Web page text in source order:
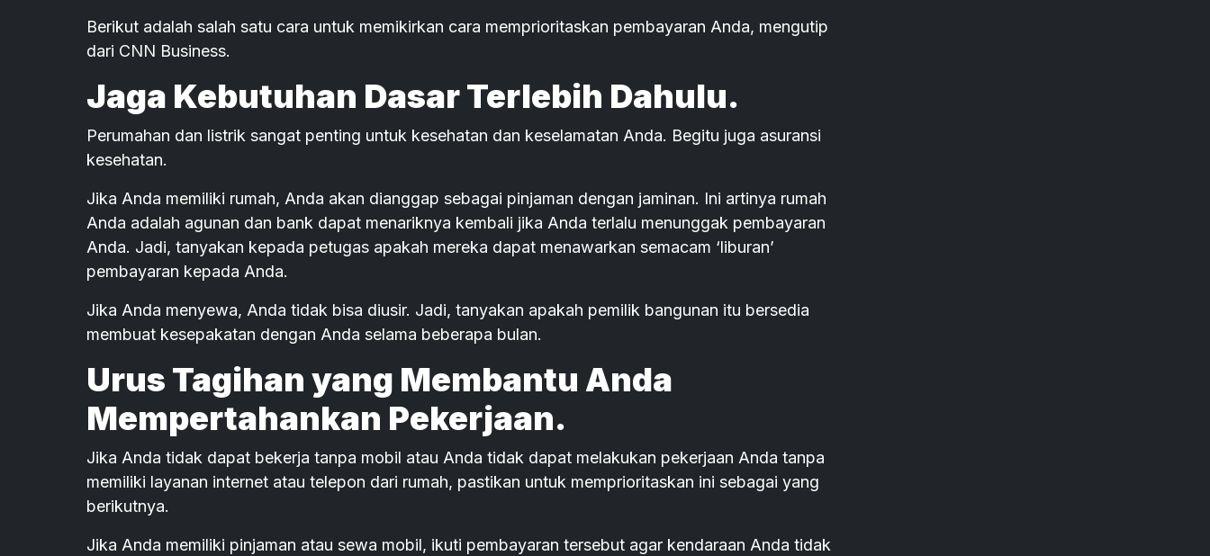
Berikut adalah salah satu cara untuk memikirkan cara memprioritaskan pembayaran Anda, mengutip
dari CNN Business.
Jaga Kebutuhan Dasar Terlebih Dahulu.
Perumahan dan listrik sangat penting untuk kesehatan dan keselamatan Anda. Begitu juga asuransi
kesehatan.
Jika Anda memiliki rumah, Anda akan dianggap sebagai pinjaman dengan jaminan. Ini artinya rumah
Anda adalah agunan dan bank dapat menariknya kembali jika Anda terlalu menunggak pembayaran
Anda. Jadi, tanyakan kepada petugas apakah mereka dapat menawarkan semacam ‘liburan’
pembayaran kepada Anda.
Jika Anda menyewa, Anda tidak bisa diusir. Jadi, tanyakan apakah pemilik bangunan itu bersedia
membuat kesepakatan dengan Anda selama beberapa bulan.
Urus Tagihan yang Membantu Anda
Mempertahankan Pekerjaan.
Jika Anda tidak dapat bekerja tanpa mobil atau Anda tidak dapat melakukan pekerjaan Anda tanpa
memiliki layanan internet atau telepon dari rumah, pastikan untuk memprioritaskan ini sebagai yang
berikutnya.
Jika Anda memiliki pinjaman atau sewa mobil, ikuti pembayaran tersebut agar kendaraan Anda tidak